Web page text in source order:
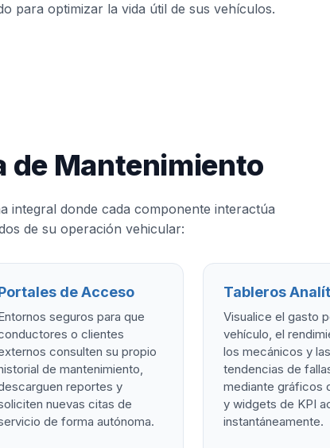
para optimizar la vida útil de sus vehículos.
de Mantenimiento
integral donde cada componente interactúa
de su operación vehicular:
de Acceso
seguros para que
o clientes
consulten su propio
de mantenimiento,
reportes y
nuevas citas de
de forma autónoma.
Tableros
Visualice el gasto
vehículo, el
los mecánicos y las
tendencias de
mediante gráficos
y widgets de KPI
instantáneamente.